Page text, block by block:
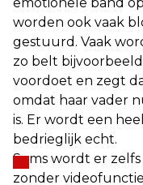
worden ook vaak
gestuurd. Vaak
zo belt
voordoet en zegt
omdat haar vader
is. Er wordt een
bedrieglijk echt.
Soms wordt er
zonder